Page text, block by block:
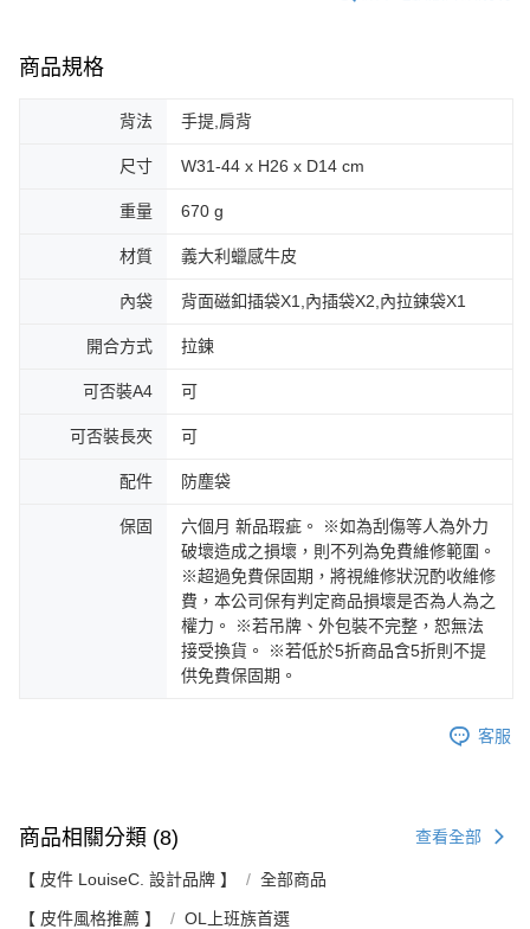
商品規格
背法 手提,肩背
尺寸 W31-44 x H26 x D14 cm
重量 670 g
材質 義大利蠟感牛皮
內袋 背面磁釦插袋X1,內插袋X2,內拉鍊袋X1
開合方式 拉鍊
可否裝A4 可
可否裝長夾 可
配件 防塵袋
保固
六個月 新品瑕疵。 ※如為刮傷等人為外力
破壞造成之損壞，則不列為免費維修範圍。
※超過免費保固期，將視維修狀況酌收維修
費，本公司保有判定商品損壞是否為人為之
權力。 ※若吊牌、外包裝不完整，恕無法
接受換貨。 ※若低於5折商品含5折則不提
供免費保固期。
客服
商品相關分類 (8) 查看全部
【 皮件 LouiseC. 設計品牌 】 全部商品
【 皮件風格推薦 】 OL上班族首選